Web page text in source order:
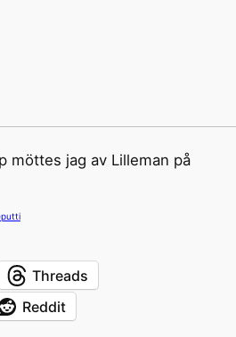
möttes jag av Lilleman på
Threads
Reddit